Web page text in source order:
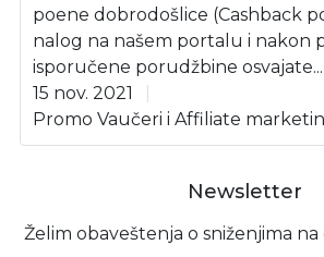
poene dobrodošlice (Cashback
nalog na našem portalu i nakon
isporučene porudžbine osvajate...
15 nov. 2021
Promo Vaučeri i Affiliate
Newsletter
Želim obaveštenja o sniženjima na